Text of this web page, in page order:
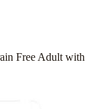
Free Adult with